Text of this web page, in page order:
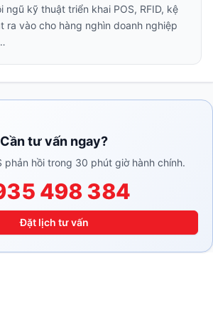
ngũ kỹ thuật triển khai POS, RFID, kệ
ra vào cho hàng nghìn doanh nghiệp
Cần tư vấn ngay?
phản hồi trong 30 phút giờ hành chính.
498 384
Đặt lịch tư vấn